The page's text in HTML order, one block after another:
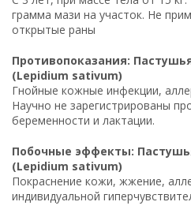
грамма мази на участок. Не
открытые раны
Противопоказания:
(Lepidium sativum)
Гнойные кожные инфекции,
Научно не зарегистрированы
беременности и лактации.
Побочные эффекты:
(Lepidium sativum)
Покраснение кожи, жжение,
индивидуальной